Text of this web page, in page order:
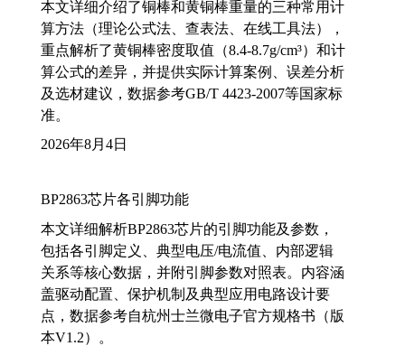
本文详细介绍了铜棒和黄铜棒重量的三种常用计
算方法（理论公式法、查表法、在线工具法），
重点解析了黄铜棒密度取值（8.4-8.7g/cm³）和计
算公式的差异，并提供实际计算案例、误差分析
及选材建议，数据参考GB/T 4423-2007等国家标
准。
2026年8月4日
BP2863芯片各引脚功能
本文详细解析BP2863芯片的引脚功能及参数，
包括各引脚定义、典型电压/电流值、内部逻辑
关系等核心数据，并附引脚参数对照表。内容涵
盖驱动配置、保护机制及典型应用电路设计要
点，数据参考自杭州士兰微电子官方规格书（版
本V1.2）。